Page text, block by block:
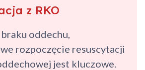
z RKO
oddechu,
rozpoczęcie resuscytacji
jest kluczowe.